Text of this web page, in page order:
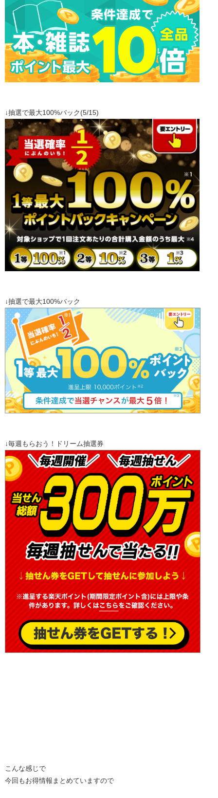
↓抽選で最大100%バック(5/15)
↓抽選で最大100%バック
↓毎週もらおう！ドリーム抽選券
こんな感じで
今回もお得情報まとめていますので